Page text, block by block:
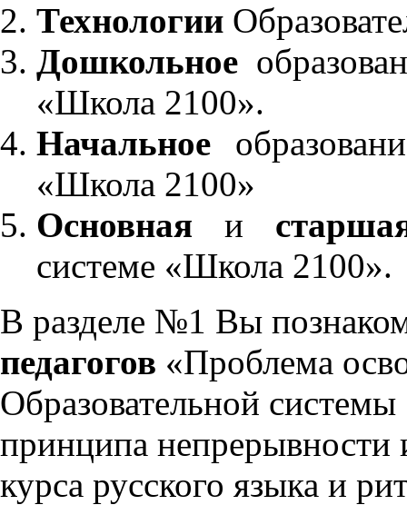
Технологии
Дошкольное
«Школа 2100».
Начальное
«Школа 2100»
Основнаяи
системе «Школа 2100».
В разделе №1 Вы
педагогов «Проблема
Образовательной
принципа непрерывности
курса русского языка и